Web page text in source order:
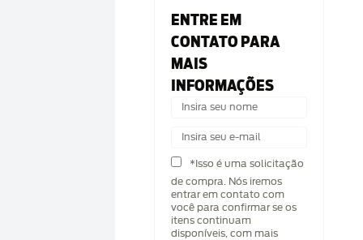
ENTRE EM
CONTATO PARA
MAIS
INFORMAÇÕES
*Isso é uma solicitação
de compra. Nós iremos
entrar em contato com
você para confirmar se os
itens continuam
disponíveis, com mais